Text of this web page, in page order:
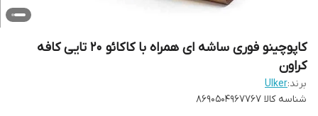
کاپوچینو فوری ساشه ای همراه با کاکائو 20 تایی کافه
کراون
برند:Ulker
شناسه کالا 8690504967767